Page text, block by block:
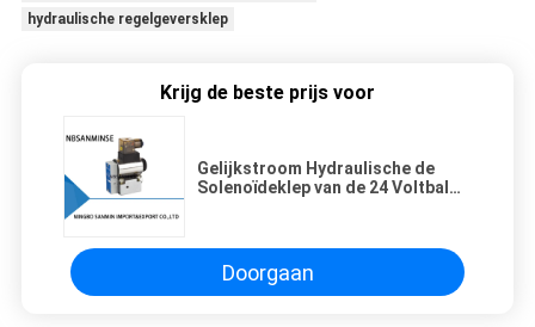
hydraulische regelgeversklep
Krijg de beste prijs voor
Gelijkstroom Hydraulische de
Solenoïdeklep van de 24 Voltbal
Doorgaan